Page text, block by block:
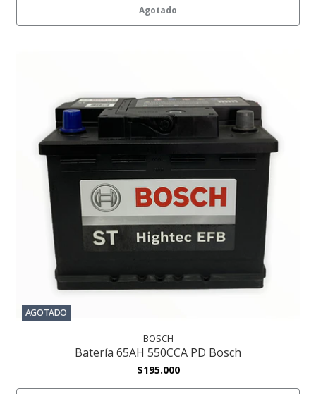
Agotado
AGOTADO
BOSCH
Batería 65AH 550CCA PD Bosch
$195.000